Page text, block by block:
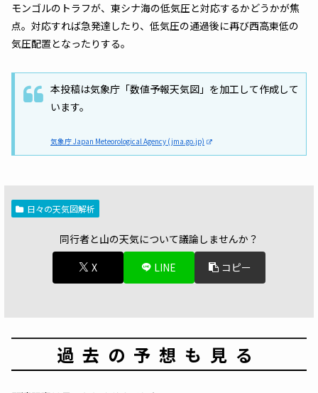
モンゴルのトラフが、東シナ海の低気圧と対応するかどうかが焦
点。対応すれば急発達したり、低気圧の通過後に再び西高東低の
気圧配置となったりする。
本投稿は気象庁「数値予報天気図」を加工して作成して
います。
気象庁 Japan Meteorological Agency (jma.go.jp)
日々の天気図解析
同行者と山の天気について議論しませんか？
X
LINE コピー
過去の予想も見る